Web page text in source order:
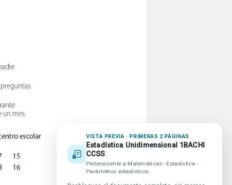
VISTA PREVIA · PRIMERAS 2 PÁGINAS
Estadística Unidimensional 1BACHI
CCSS
Perteneciente a Matemáticas - Estadística -
Parámetros estadísticos
Tu publicidad en beUnicoos
Compromiso Agenda 2030